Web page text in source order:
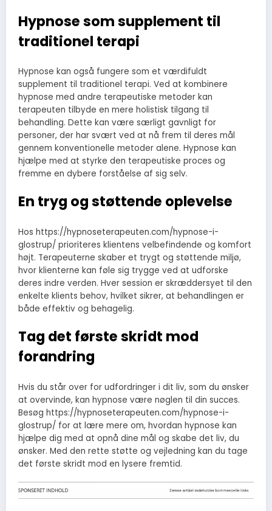
Hypnose som supplement til
traditionel terapi
Hypnose kan også fungere som et værdifuldt
supplement til traditionel terapi. Ved at kombinere
hypnose med andre terapeutiske metoder kan
terapeuten tilbyde en mere holistisk tilgang til
behandling. Dette kan være særligt gavnligt for
personer, der har svært ved at nå frem til deres mål
gennem konventionelle metoder alene. Hypnose kan
hjælpe med at styrke den terapeutiske proces og
fremme en dybere forståelse af sig selv.
En tryg og støttende oplevelse
Hos https://hypnoseterapeuten.com/hypnose-i-
glostrup/ prioriteres klientens velbefindende og komfort
højt. Terapeuterne skaber et trygt og støttende miljø,
hvor klienterne kan føle sig trygge ved at udforske
deres indre verden. Hver session er skræddersyet til den
enkelte klients behov, hvilket sikrer, at behandlingen er
både effektiv og behagelig.
Tag det første skridt mod
forandring
Hvis du står over for udfordringer i dit liv, som du ønsker
at overvinde, kan hypnose være nøglen til din succes.
Besøg https://hypnoseterapeuten.com/hypnose-i-
glostrup/ for at lære mere om, hvordan hypnose kan
hjælpe dig med at opnå dine mål og skabe det liv, du
ønsker. Med den rette støtte og vejledning kan du tage
det første skridt mod en lysere fremtid.